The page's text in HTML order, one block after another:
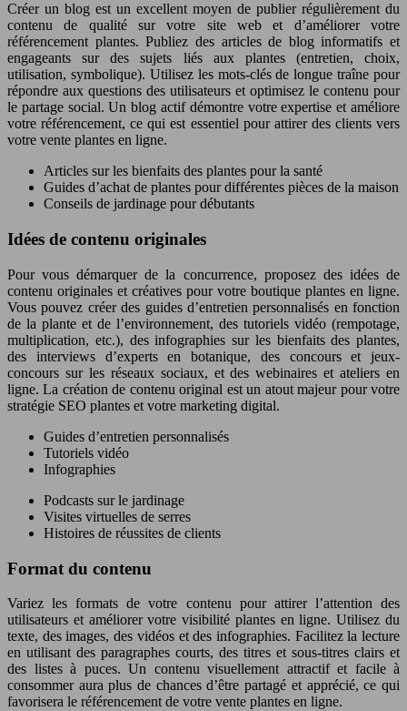
Créer un blog est un excellent moyen de publier régulièrement du
contenu de qualité sur votre site web et d’améliorer votre
référencement plantes. Publiez des articles de blog informatifs et
engageants sur des sujets liés aux plantes (entretien, choix,
utilisation, symbolique). Utilisez les mots-clés de longue traîne pour
répondre aux questions des utilisateurs et optimisez le contenu pour
le partage social. Un blog actif démontre votre expertise et améliore
votre référencement, ce qui est essentiel pour attirer des clients vers
votre vente plantes en ligne.
Articles sur les bienfaits des plantes pour la santé
Guides d’achat de plantes pour différentes pièces de la maison
Conseils de jardinage pour débutants
Idées de contenu originales
Pour vous démarquer de la concurrence, proposez des idées de
contenu originales et créatives pour votre boutique plantes en ligne.
Vous pouvez créer des guides d’entretien personnalisés en fonction
de la plante et de l’environnement, des tutoriels vidéo (rempotage,
multiplication, etc.), des infographies sur les bienfaits des plantes,
des interviews d’experts en botanique, des concours et jeux-
concours sur les réseaux sociaux, et des webinaires et ateliers en
ligne. La création de contenu original est un atout majeur pour votre
stratégie SEO plantes et votre marketing digital.
Guides d’entretien personnalisés
Tutoriels vidéo
Infographies
Podcasts sur le jardinage
Visites virtuelles de serres
Histoires de réussites de clients
Format du contenu
Variez les formats de votre contenu pour attirer l’attention des
utilisateurs et améliorer votre visibilité plantes en ligne. Utilisez du
texte, des images, des vidéos et des infographies. Facilitez la lecture
en utilisant des paragraphes courts, des titres et sous-titres clairs et
des listes à puces. Un contenu visuellement attractif et facile à
consommer aura plus de chances d’être partagé et apprécié, ce qui
favorisera le référencement de votre vente plantes en ligne.